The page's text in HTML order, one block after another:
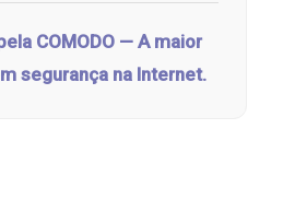
COMODO — A maior
segurança na Internet.